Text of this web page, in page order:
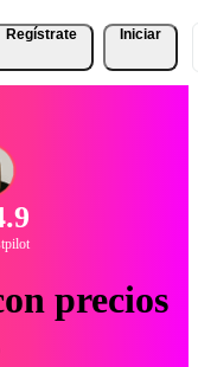
Regístrate Iniciar
precios